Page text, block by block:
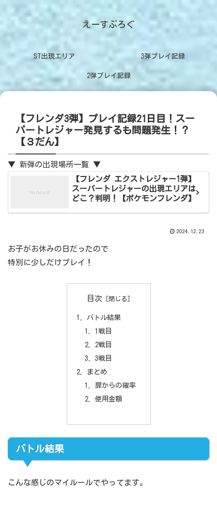
えーすぶろぐ
ST出現エリア 3弾プレイ記録
2弾プレイ記録
【フレンダ3弾】プレイ記録21日目！スー
パートレジャー発見するも問題発生！？
【３だん】
▼ 新弾の出現場所一覧 ▼
【フレンダ エクストレジャー1弾】
スーパートレジャーの出現エリアは
どこ？判明！【ポケモンフレンダ】
2024.12.23
お子がお休みの日だったので
特別に少しだけプレイ！
目次
バトル結果
1戦目
2戦目
3戦目
まとめ
扉からの確率
使用金額
バトル結果
こんな感じのマイルールでやってます。